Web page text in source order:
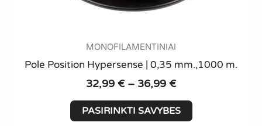
MONOFILAMENTINIAI
Pole Position Hypersense | 0,35 mm.,1000 m.
32,99 € – 36,99 €Price
32,99 €
through
PASIRINKTI SAVYBES
This
product